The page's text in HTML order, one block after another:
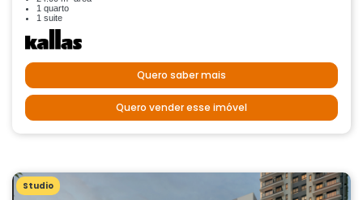
1 quarto
1 suite
Quero saber mais
Quero vender esse imóvel
Studio